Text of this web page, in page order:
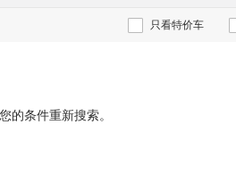
只看特价车
的条件重新搜索。